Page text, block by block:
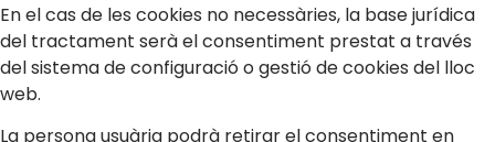
En el cas de les cookies no necessàries, la base jurídica
del tractament serà el consentiment prestat a través
del sistema de configuració o gestió de cookies del lloc
web.
La persona usuària podrà retirar el consentiment en